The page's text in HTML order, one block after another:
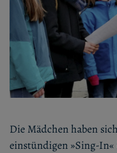
Die Mädchen haben
einstündigen »Sing-